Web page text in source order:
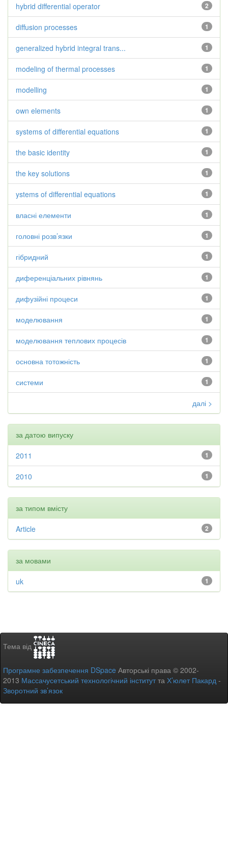
2
hybrid differential operator
1
diffusion processes
1
generalized hybrid integral trans...
1
modeling of thermal processes
1
modelling
1
own elements
1
systems of differential equations
1
the basic identity
1
the key solutions
1
ystems of differential equations
1
власні елементи
1
головні розв’язки
1
гібридний
1
диференціальних рівнянь
1
дифузійні процеси
1
моделювання
1
моделювання теплових процесів
1
основна тотожність
1
системи
далі >
за датою випуску
1
2011
1
2010
за типом вмісту
2
Article
за мовами
1
uk
Тема від
Програмне забезпечення DSpace Авторські права © 2002-
2013 Массачусетський технологічний інститутта Х’юлет Пакард -
Зворотний зв’язок